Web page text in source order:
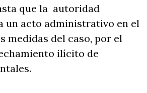
que la autoridad
un acto administrativo en el
medidas del caso, por el
ilícito de